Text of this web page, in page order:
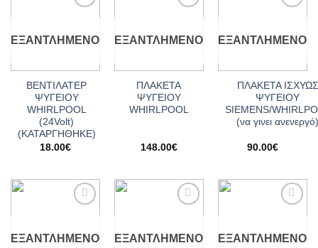
ΕΞΑΝΤΛΗΜΈΝΟ
ΒΕΝΤΙΛΑΤΕΡ
ΨΥΓΕΙΟY
WHIRLPOOL
(24Volt)
(ΚΑΤΑΡΓΗΘΗΚΕ)
18.00€
ΕΞΑΝΤΛΗΜΈΝΟ
ΠΛΑΚΕΤΑ
ΨΥΓΕΙΟΥ
WHIRLPOOL
148.00€
ΕΞΑΝΤΛΗΜΈΝΟ
ΠΛΑΚΕΤΑ ΙΣΧΥΩΣ
ΨΥΓΕΙΟΥ
SIEMENS/
(να γινει
90.00€
ΕΞΑΝΤΛΗΜΈΝΟ ΕΞΑΝΤΛΗΜΈΝΟ ΕΞΑΝΤΛΗΜΈΝΟ